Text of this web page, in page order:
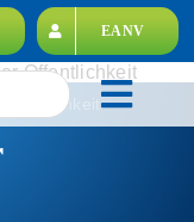
EANV